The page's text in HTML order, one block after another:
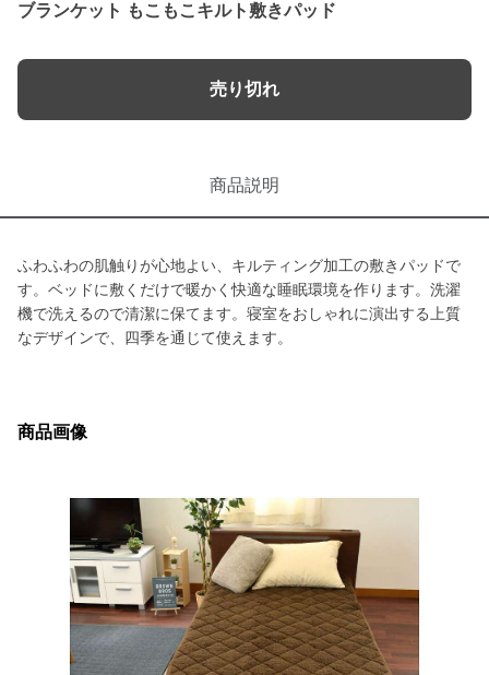
ブランケット もこもこキルト敷きパッド
売り切れ
商品説明
ふわふわの肌触りが心地よい、キルティング加工の敷きパッドで
す。ベッドに敷くだけで暖かく快適な睡眠環境を作ります。洗濯
機で洗えるので清潔に保てます。寝室をおしゃれに演出する上質
なデザインで、四季を通じて使えます。
商品画像